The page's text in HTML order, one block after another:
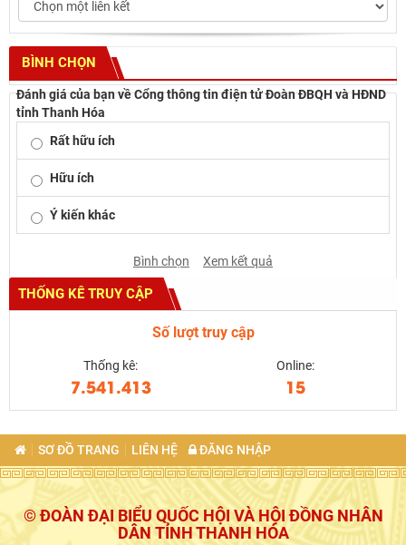
BÌNH CHỌN
Đánh giá của bạn về Cổng thông tin điện tử Đoàn ĐBQH và HĐND
tỉnh Thanh Hóa
Rất hữu ích
Hữu ích
Ý kiến khác
Bình chọn Xem kết quả
THỐNG KÊ TRUY CẬP
Số lượt truy cập
Thống kê:
7.541.413
Online:
15
SƠ ĐỒ TRANG LIÊN HỆ ĐĂNG NHẬP
© ĐOÀN ĐẠI BIỂU QUỐC HỘI VÀ HỘI ĐỒNG NHÂN
DÂN TỈNH THANH HÓA